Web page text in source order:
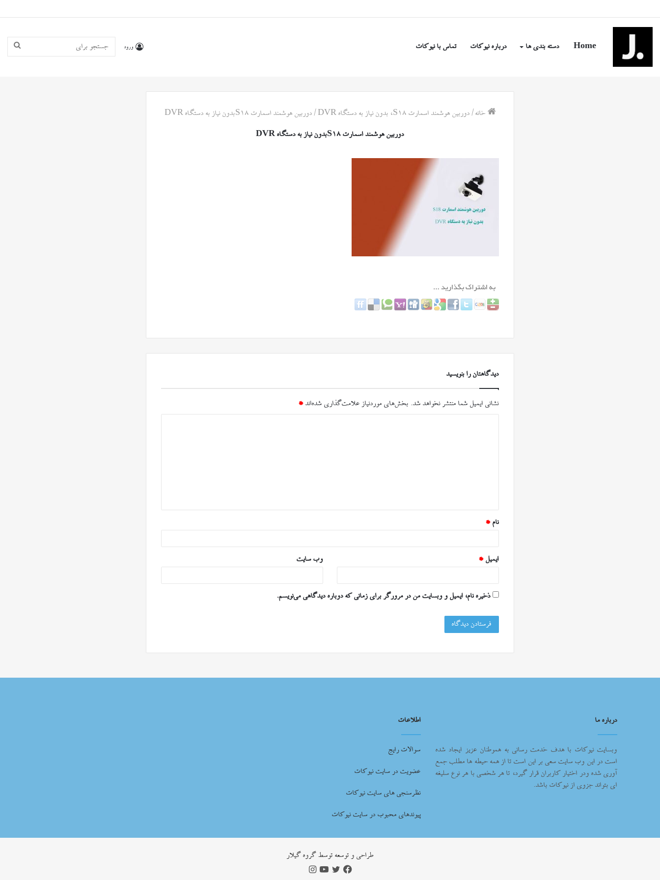
Home دسته بندی ها درباره نیوکات تماس با نیوکات ورود
خانه / دوربین هوشمند اسمارت S18، بدون نیاز به دستگاه DVR / دوربین هوشمند اسمارت S18بدون نیاز به دستگاه DVR
دوربین هوشمند اسمارت S18بدون نیاز به دستگاه DVR
دیدگاهتان را بنویسید
نشانی ایمیل شما منتشر نخواهد شد. بخش‌های موردنیاز علامت‌گذاری شده‌اند *
*
نام *
ایمیل * وب‌ سایت
ذخیره نام، ایمیل و وبسایت من در مرورگر برای زمانی که دوباره دیدگاهی می‌نویسم.
درباره ما
وبسایت نیوکات با هدف خدمت رسانی به هموطنان عزیز ایجاد شده
است در این وب سایت سعی بر این است تا از همه حیطه ها مطلب جمع
آوری شده ودر اختیار کاربران قرار گیرد، تا هر شخصی با هر نوع سلیغه
ای بتواند جزوی از نیوکات باشد.
اطلاعات
سوالات رایج
عضویت در سایت نیوکات
نظرسنجی های سایت نیوکات
پیوندهای محبوب در سایت نیوکات
طراحي و توسعه توسط گروه گيلار
فیس توییتریوتیوباینستاگرام